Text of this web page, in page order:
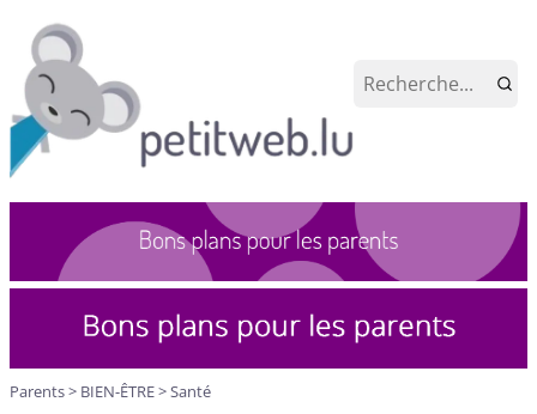
Parents> BIEN-ÊTRE>Santé